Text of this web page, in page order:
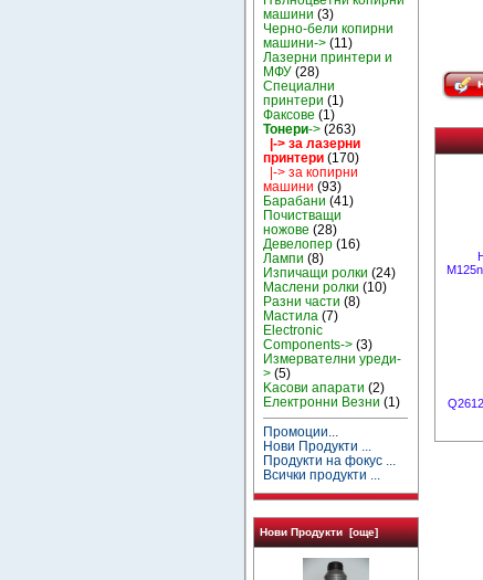
машини (3)
Черно-бели копирни
машини-> (11)
Лазерни принтери и
МФУ (28)
Специални
принтери (1)
Факсове (1)
Тонери-> (263)
|-> за лазерни
принтери (170)
|-> за копирни
машини (93)
Барабани (41)
Почистващи
ножове (28)
Девелопер (16)
Лампи (8)
Изпичащи ролки (24)
Маслени ролки (10)
Разни части (8)
Мастила (7)
Electronic
Components-> (3)
Измервателни уреди-
> (5)
Kасови апарати (2)
Електронни Везни (1)
Промоции...
Нови Продукти ...
Продукти на фокус ...
Всички продукти ...
Нови Продукти [още]